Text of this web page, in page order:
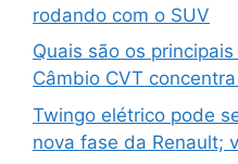
rodando com o SUV
Quais são os
Câmbio CVT
Twingo elétrico pode
nova fase da Renault;